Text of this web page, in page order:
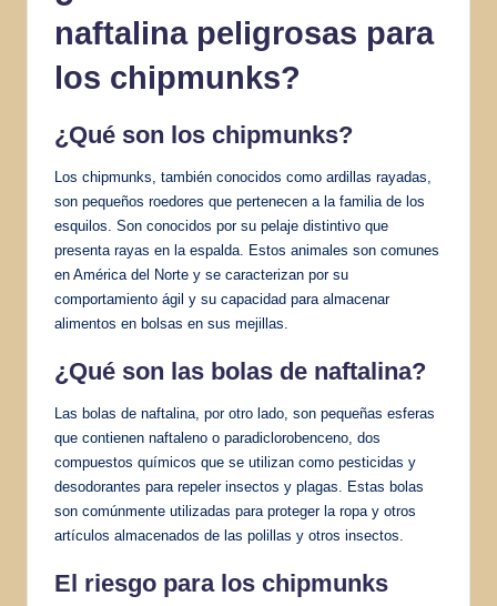
naftalina peligrosas para
los chipmunks?
¿Qué son los chipmunks?
Los chipmunks, también conocidos como ardillas rayadas,
son pequeños roedores que pertenecen a la familia de los
esquilos. Son conocidos por su pelaje distintivo que
presenta rayas en la espalda. Estos animales son comunes
en América del Norte y se caracterizan por su
comportamiento ágil y su capacidad para almacenar
alimentos en bolsas en sus mejillas.
¿Qué son las bolas de naftalina?
Las bolas de naftalina, por otro lado, son pequeñas esferas
que contienen naftaleno o paradiclorobenceno, dos
compuestos químicos que se utilizan como pesticidas y
desodorantes para repeler insectos y plagas. Estas bolas
son comúnmente utilizadas para proteger la ropa y otros
artículos almacenados de las polillas y otros insectos.
El riesgo para los chipmunks